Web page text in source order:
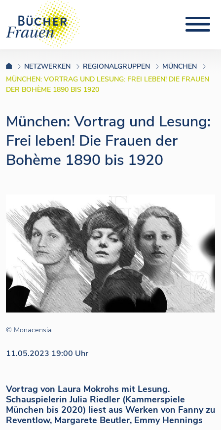
NETZWERKEN REGIONALGRUPPEN
MÜNCHEN
MÜNCHEN: VORTRAG UND LESUNG: FREI LEBEN! DIE FRAUEN
DER BOHÈME 1890 BIS 1920
München: Vortrag und Lesung:
Frei leben! Die Frauen der
Bohème 1890 bis 1920
© Monacensia
11.05.2023 19:00 Uhr
Vortrag von Laura Mokrohs mit Lesung.
Schauspielerin Julia Riedler (Kammerspiele
München bis 2020) liest aus Werken von Fanny zu
Reventlow, Margarete Beutler, Emmy Hennings